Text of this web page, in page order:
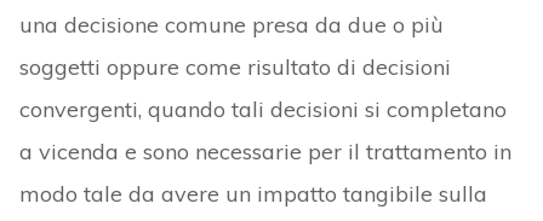
una decisione comune presa da due o più
soggetti oppure come risultato di decisioni
convergenti, quando tali decisioni si completano
a vicenda e sono necessarie per il trattamento in
modo tale da avere un impatto tangibile sulla